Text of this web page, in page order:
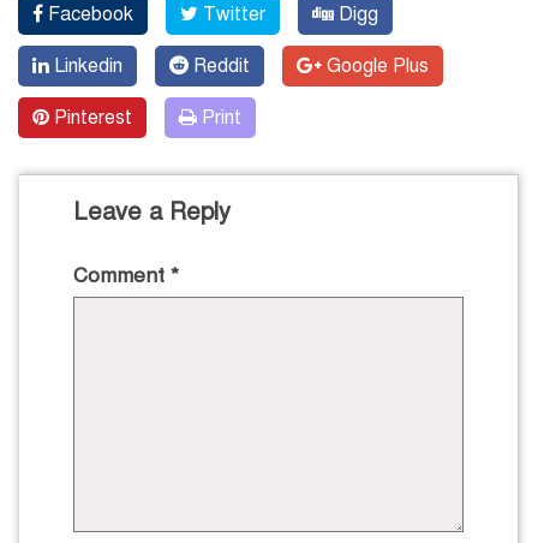
Facebook Twitter Digg
Linkedin Reddit Google Plus
Pinterest Print
Leave a Reply
Comment *